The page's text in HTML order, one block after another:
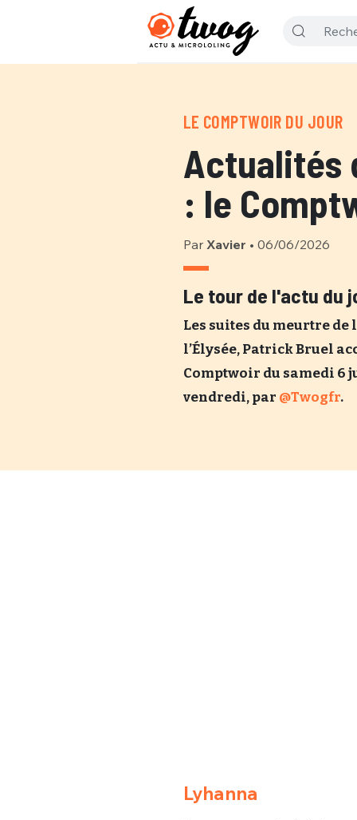
LE COMPTWOIR DU JOUR
Actualités
: le
Par Xavier • 06/06/2026
Le tour de l'actu du
Les suites du meurtre de
l’Élysée, Patrick Bruel
Comptwoir du samedi 6
vendredi, par @Twogfr.
Lyhanna